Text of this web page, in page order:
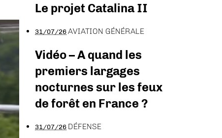
Le projet Catalina II
31/07/26AVIATION GÉNÉRALE
Vidéo – A quand les
premiers largages
nocturnes sur les feux
de forêt en France ?
31/07/26 DÉFENSE